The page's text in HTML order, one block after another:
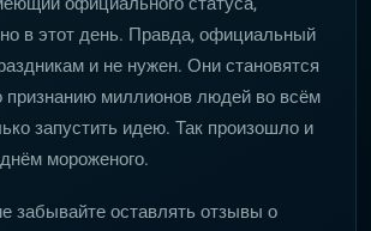
в этот день. Правда, официальный
и не нужен. Они становятся
признанию миллионов людей во всём
запустить идею. Так произошло и
мороженого.
забывайте оставлять отзывы о